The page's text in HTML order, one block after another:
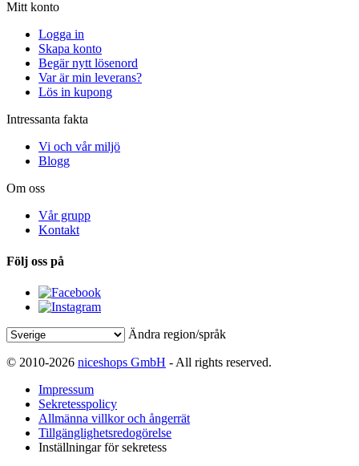
Mitt konto
Logga in
Skapa konto
Begär nytt lösenord
Var är min leverans?
Lös in kupong
Intressanta fakta
Vi och vår miljö
Blogg
Om oss
Vår grupp
Kontakt
Följ oss på
Ändra region/språk
© 2010-2026 niceshops GmbH - All rights reserved.
Impressum
Sekretesspolicy
Allmänna villkor och ångerrät
Tillgänglighetsredogörelse
Inställningar för sekretess